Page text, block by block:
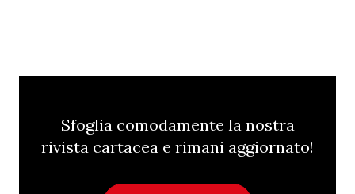
Sfoglia comodamente la nostra
rivista cartacea e rimani aggiornato!